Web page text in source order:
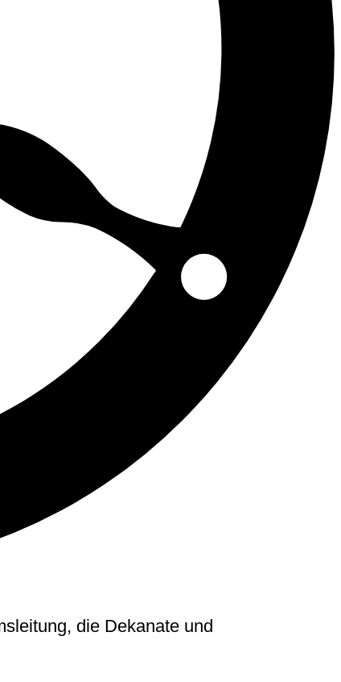
die Dekanate und